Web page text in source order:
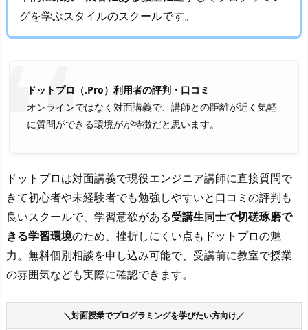
グを学ぶスタイルのスクールです。
ドットプロ（.Pro）利用者の評判・口コミ
オンラインではなく対面講義で、講師との距離が近く気軽
に質問ができる環境がが特徴だと思います。
ドットプロは対面講義で現役エンジニア講師に直接質問で
きて初心者や未経験者でも勉強しやすいと口コミの評判も
良いスクールで、学習意欲がある受講生同士で切磋琢磨で
きる学習環境のため、挫折しにくい点もドットプロの魅
力。無料個別相談を申し込み可能で、受講前に教室で授業
の雰囲気なども実際に確認できます。
＼対面授業でプログラミングを学びたい方向け／